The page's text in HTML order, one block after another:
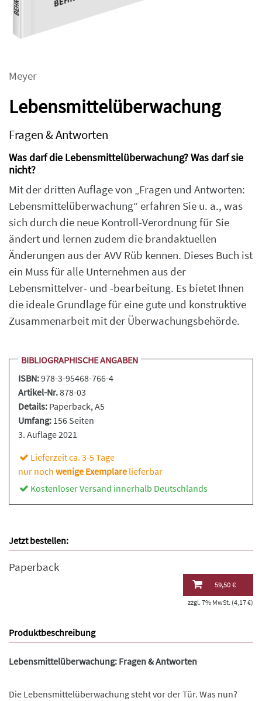
Meyer
Lebensmittelüberwachung
Fragen & Antworten
Was darf die Lebensmittelüberwachung? Was darf sie
nicht?
Mit der dritten Auflage von „Fragen und Antworten:
Lebensmittelüberwachung“ erfahren Sie u. a., was
sich durch die neue Kontroll-Verordnung für Sie
ändert und lernen zudem die brandaktuellen
Änderungen aus der AVV Rüb kennen. Dieses Buch ist
ein Muss für alle Unternehmen aus der
Lebensmittelver- und -bearbeitung. Es bietet Ihnen
die ideale Grundlage für eine gute und konstruktive
Zusammenarbeit mit der Überwachungsbehörde.
BIBLIOGRAPHISCHE ANGABEN
ISBN:978-3-95468-766-4
Artikel-Nr.878-03
Details: Paperback, A5
Umfang: 156 Seiten
3. Auflage 2021
Lieferzeit ca. 3-5 Tage
nur noch wenige Exemplare lieferbar
Kostenloser Versand innerhalb Deutschlands
Jetzt bestellen:
Paperback
59,50 €
zzgl. 7% MwSt. (4,17 €)
Produktbeschreibung
Lebensmittelüberwachung: Fragen & Antworten
Die Lebensmittelüberwachung steht vor der Tür. Was nun?